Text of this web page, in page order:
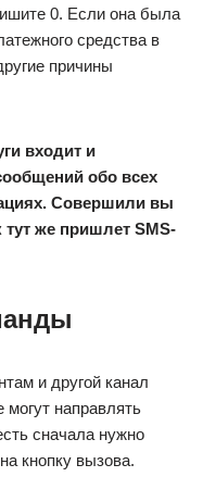
0. Если она была
средства в
причины
входит и
обо всех
Совершили вы
же пришлет SMS-
и другой канал
направлять
сначала нужно
кнопку вызова.